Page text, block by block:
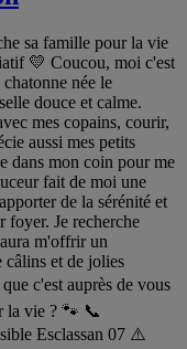
sa famille pour la vie
💛 Coucou, moi c'est
née le
douce et calme.
mes copains, courir,
aussi mes petits
dans mon coin pour me
fait de moi une
de la sérénité et
foyer. Je recherche
m'offrir un
câlins et de jolies
c'est auprès de vous
la vie ? 🐾 📞
Esclassan 07 ⚠️